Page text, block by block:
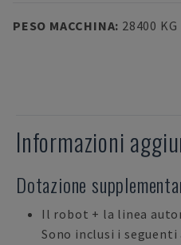
PESO MACCHINA: 28400 KG
Informazioni
Dotazione
Il robot + la linea
Sono inclusi i seguenti